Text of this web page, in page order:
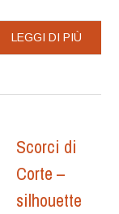
LEGGI DI PIÙ
Scorci di
Corte –
silhouette